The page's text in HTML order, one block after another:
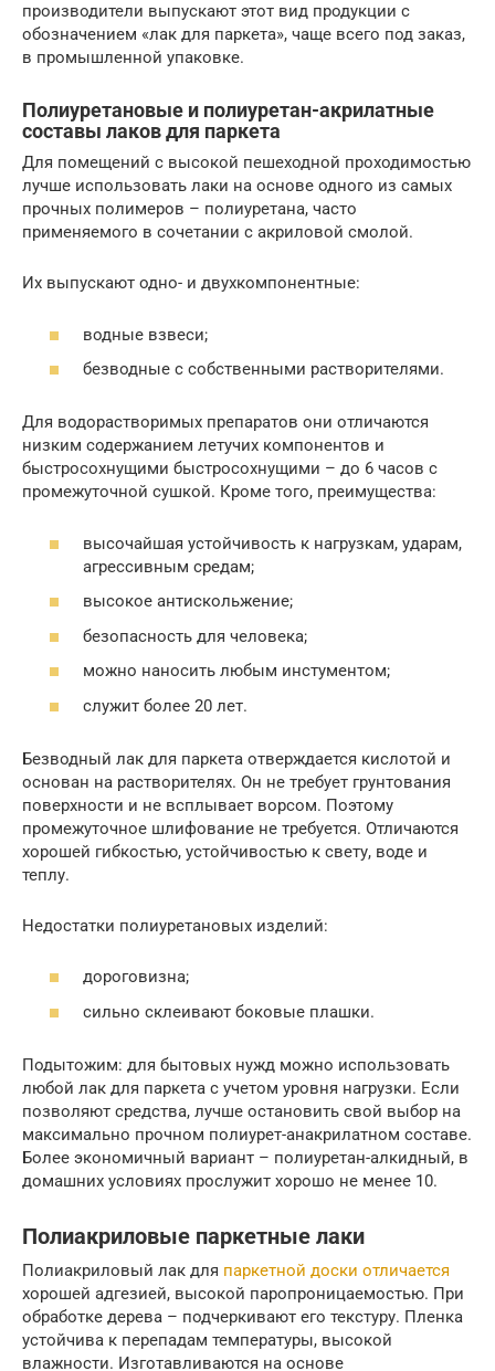
производители выпускают этот вид продукции с
обозначением «лак для паркета», чаще всего под заказ,
в промышленной упаковке.
Полиуретановые и полиуретан-акрилатные
составы лаков для паркета
Для помещений с высокой пешеходной проходимостью
лучше использовать лаки на основе одного из самых
прочных полимеров – полиуретана, часто
применяемого в сочетании с акриловой смолой.
Их выпускают одно- и двухкомпонентные:
водные взвеси;
безводные с собственными растворителями.
Для водорастворимых препаратов они отличаются
низким содержанием летучих компонентов и
быстросохнущими быстросохнущими – до 6 часов с
промежуточной сушкой. Кроме того, преимущества:
высочайшая устойчивость к нагрузкам, ударам,
агрессивным средам;
высокое антискольжение;
безопасность для человека;
можно наносить любым инстументом;
служит более 20 лет.
Безводный лак для паркета отверждается кислотой и
основан на растворителях. Он не требует грунтования
поверхности и не всплывает ворсом. Поэтому
промежуточное шлифование не требуется. Отличаются
хорошей гибкостью, устойчивостью к свету, воде и
теплу.
Недостатки полиуретановых изделий:
дороговизна;
сильно склеивают боковые плашки.
Подытожим: для бытовых нужд можно использовать
любой лак для паркета с учетом уровня нагрузки. Если
позволяют средства, лучше остановить свой выбор на
максимально прочном полиурет-анакрилатном составе.
Более экономичный вариант – полиуретан-алкидный, в
домашних условиях прослужит хорошо не менее 10.
Полиакриловые паркетные лаки
Полиакриловый лак для паркетной доски отличается
хорошей адгезией, высокой паропроницаемостью. При
обработке дерева – подчеркивают его текстуру. Пленка
устойчива к перепадам температуры, высокой
влажности. Изготавливаются на основе